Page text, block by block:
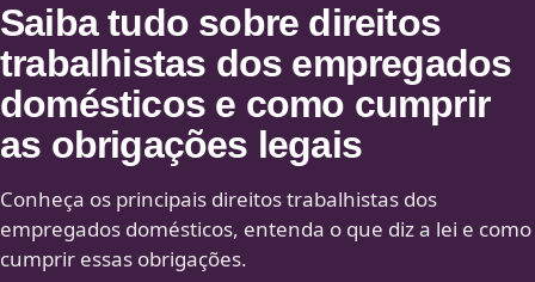
Saiba tudo sobre direitos
trabalhistas dos empregados
domésticos e como cumprir
as obrigações legais
Conheça os principais direitos trabalhistas dos
empregados domésticos, entenda o que diz a lei e como
cumprir essas obrigações.